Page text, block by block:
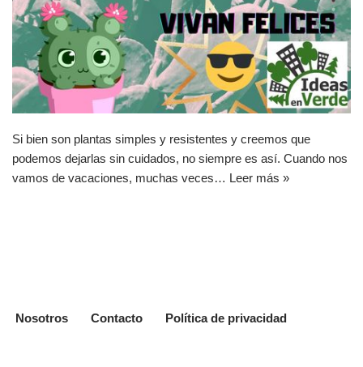
Si bien son plantas simples y resistentes y creemos que
podemos dejarlas sin cuidados, no siempre es así. Cuando nos
vamos de vacaciones, muchas veces… Leer más »
Nosotros Contacto Política de privacidad